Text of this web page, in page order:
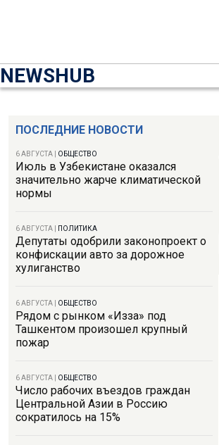
NEWSHUB
ПОСЛЕДНИЕ НОВОСТИ
6 АВГУСТА ОБЩЕСТВО
Июль в Узбекистане оказался
значительно жарче климатической
нормы
6 АВГУСТА ПОЛИТИКА
Депутаты одобрили законопроект о
конфискации авто за дорожное
хулиганство
6 АВГУСТА ОБЩЕСТВО
Рядом с рынком «Изза» под
Ташкентом произошел крупный
пожар
6 АВГУСТА ОБЩЕСТВО
Число рабочих въездов граждан
Центральной Азии в Россию
сократилось на 15%